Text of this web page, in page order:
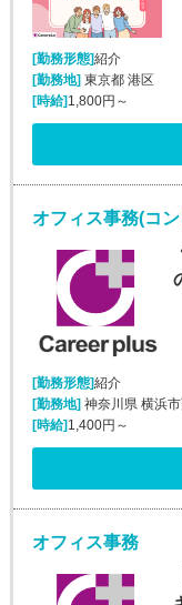
[勤務形態]紹介
[勤務地] 東京都 港区
[時給] 1,800円～
[勤務形態]紹介
[勤務地] 神奈川県 横浜
[時給] 1,400円～
オフィス事務